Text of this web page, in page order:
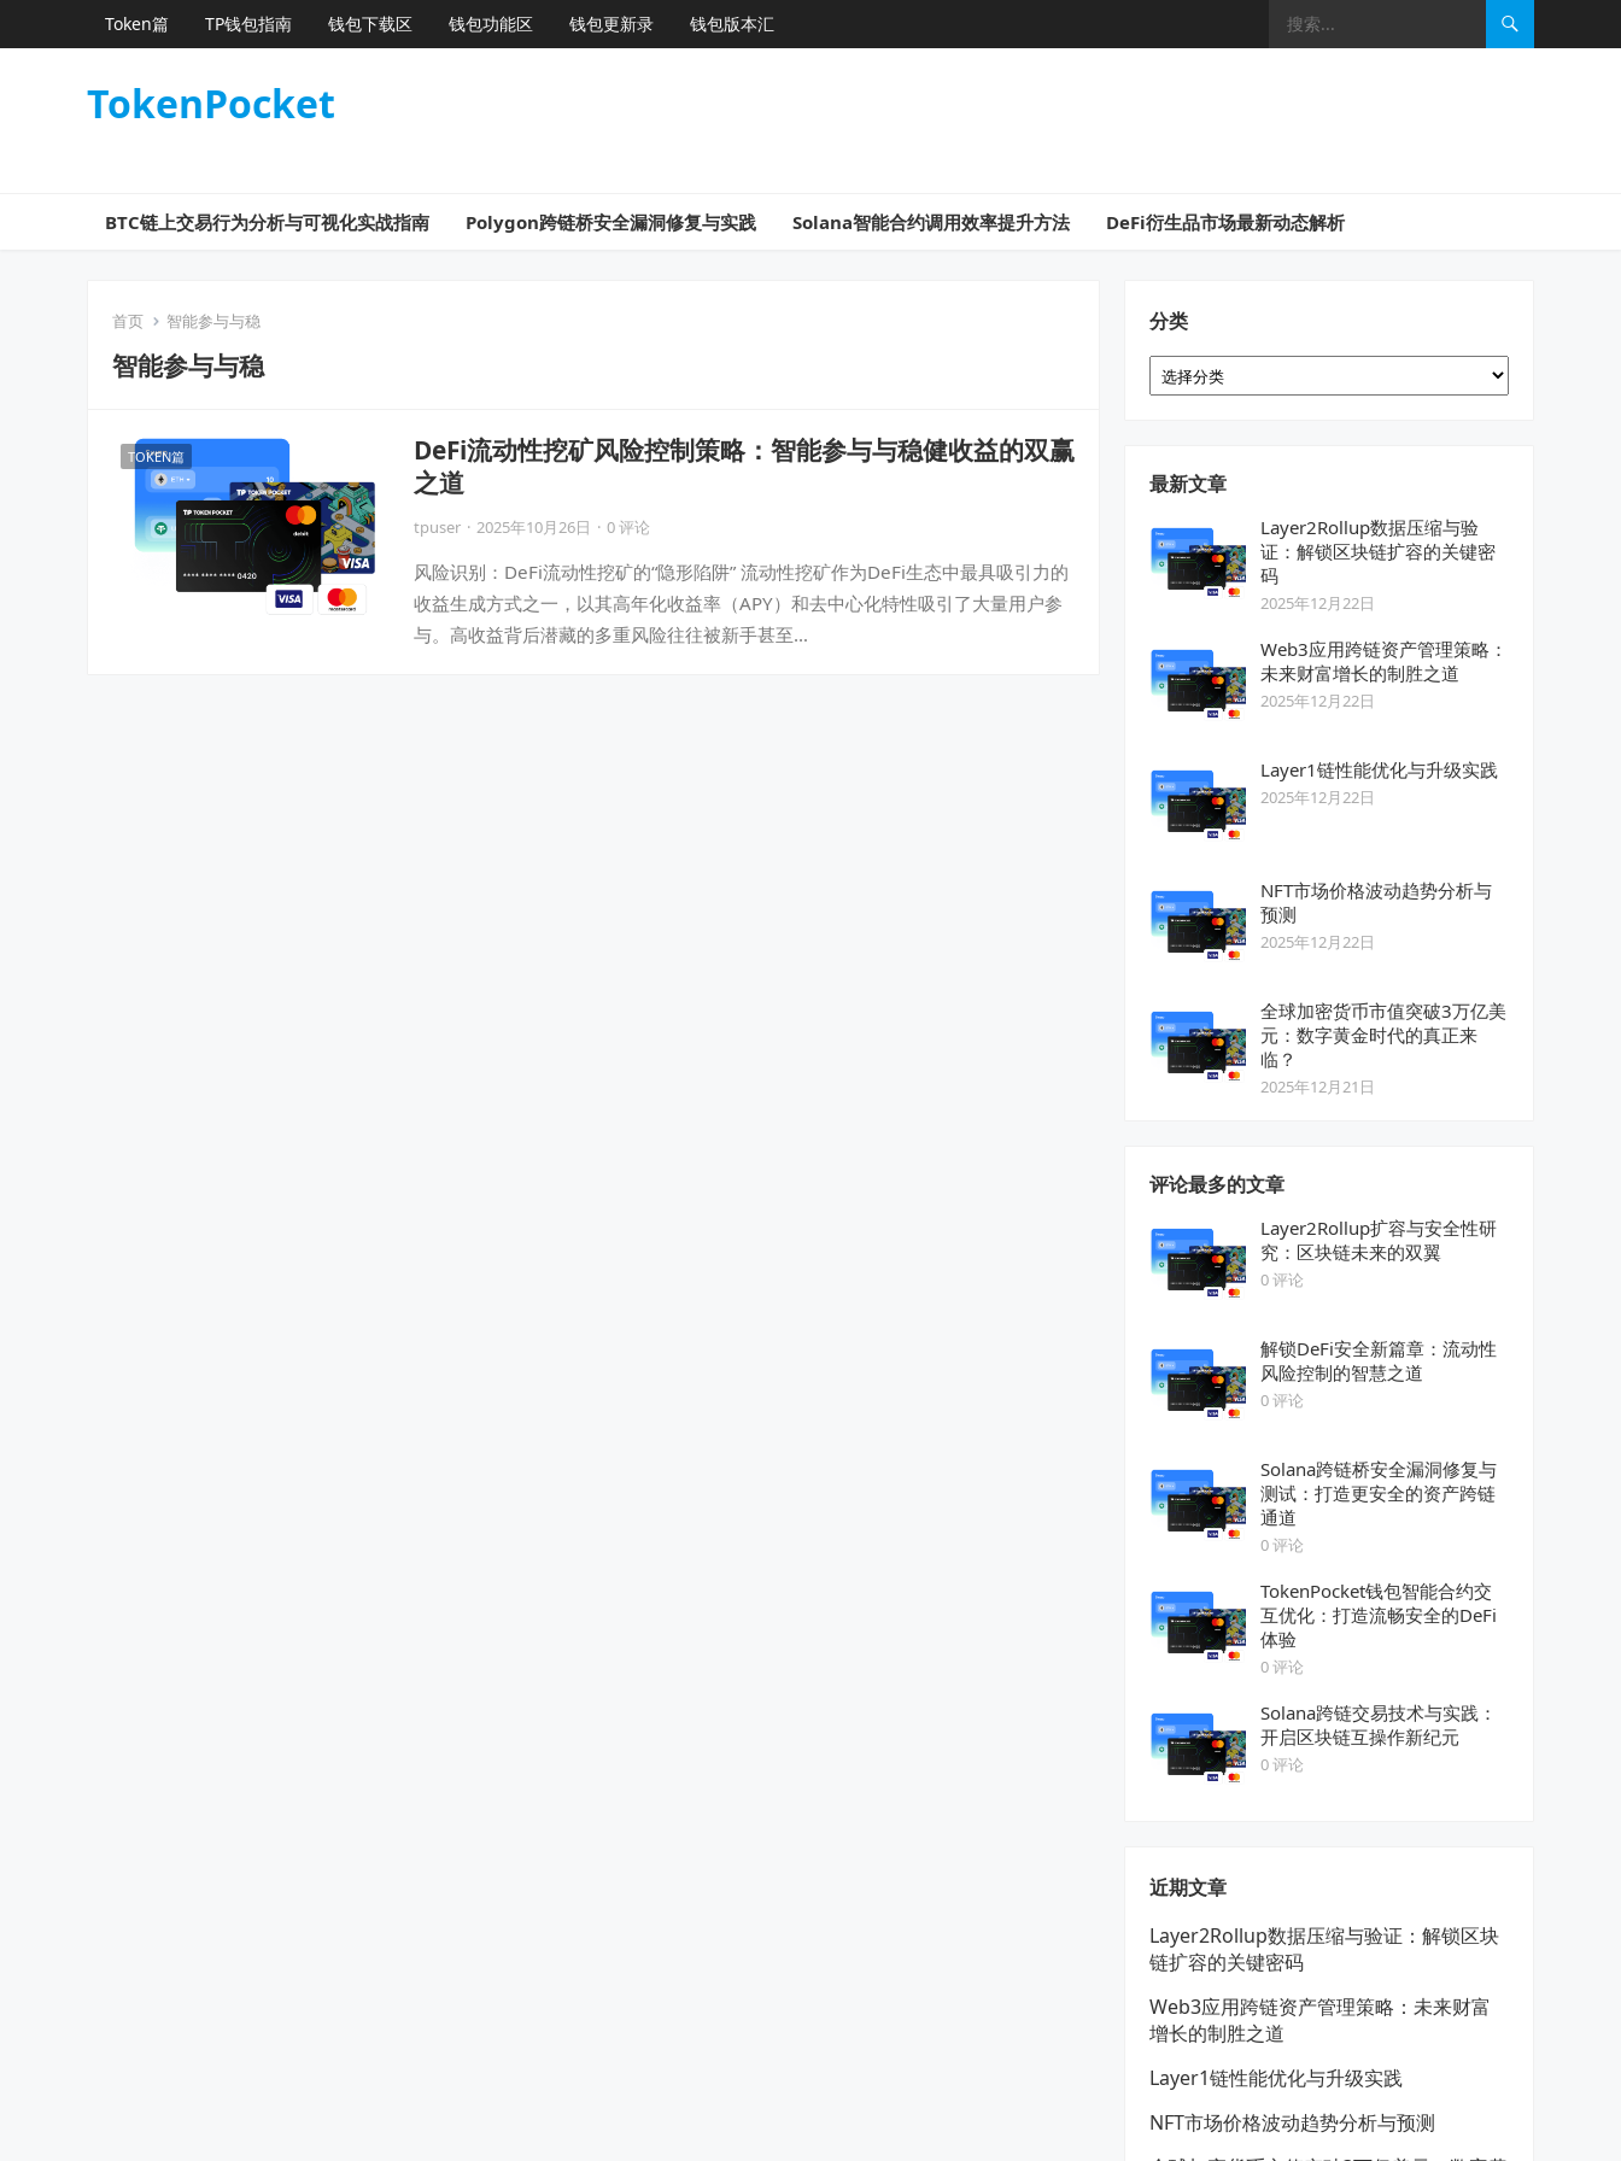
Token篇 TP钱包指南 钱包下载区 钱包功能区 钱包更新录 钱包版本汇
TokenPocket
BTC链上交易行为分析与可视化实战指南 Polygon跨链桥安全漏洞修复与实践 Solana智能合约调用效率提升方法 DeFi衍生品市场最新动态解析
首页 智能参与与稳
智能参与与稳
TOKEN篇
DeFi流动性挖矿风险控制策略：智能参与与稳健收益的双赢
之道
tpuser · 2025年10月26日 · 0 评论
风险识别：DeFi流动性挖矿的“隐形陷阱” 流动性挖矿作为DeFi生态中最具吸引力的
收益生成方式之一，以其高年化收益率（APY）和去中心化特性吸引了大量用户参
与。高收益背后潜藏的多重风险往往被新手甚至…
分类
分
类
最新文章
Layer2Rollup数据压缩与验
证：解锁区块链扩容的关键密
码
2025年12月22日
Web3应用跨链资产管理策略：
未来财富增长的制胜之道
2025年12月22日
Layer1链性能优化与升级实践
2025年12月22日
NFT市场价格波动趋势分析与
预测
2025年12月22日
全球加密货币市值突破3万亿美
元：数字黄金时代的真正来
临？
2025年12月21日
评论最多的文章
Layer2Rollup扩容与安全性研
究：区块链未来的双翼
0 评论
解锁DeFi安全新篇章：流动性
风险控制的智慧之道
0 评论
Solana跨链桥安全漏洞修复与
测试：打造更安全的资产跨链
通道
0 评论
TokenPocket钱包智能合约交
互优化：打造流畅安全的DeFi
体验
0 评论
Solana跨链交易技术与实践：
开启区块链互操作新纪元
0 评论
近期文章
Layer2Rollup数据压缩与验证：解锁区块
链扩容的关键密码
Web3应用跨链资产管理策略：未来财富
增长的制胜之道
Layer1链性能优化与升级实践
NFT市场价格波动趋势分析与预测